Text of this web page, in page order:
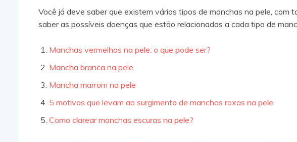
Você já deve saber que existem vários tipos de manchas na pele, com
saber as possíveis doenças que estão relacionadas a cada tipo de
Manchas vermelhas na pele: o que pode ser?
Mancha branca na pele
Mancha marrom na pele
5 motivos que levam ao surgimento de manchas roxas na pele
Como clarear manchas escuras na pele?